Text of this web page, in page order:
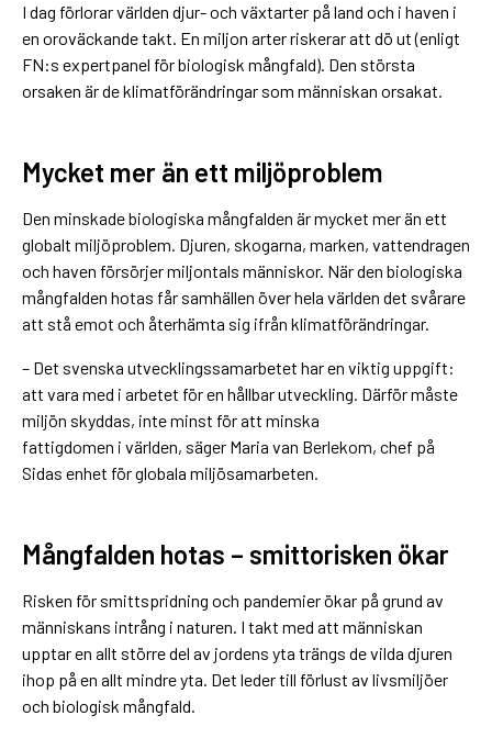
I dag förlorar världen djur- och växtarter på land och i haven i
en oroväckande takt. En miljon arter riskerar att dö ut (enligt
FN:s expertpanel för biologisk mångfald). Den största
orsaken är de klimatförändringar som människan orsakat.
Mycket mer än ett miljöproblem
Den minskade biologiska mångfalden är mycket mer än ett
globalt miljöproblem. Djuren, skogarna, marken, vattendragen
och haven försörjer miljontals människor. När den biologiska
mångfalden hotas får samhällen över hela världen det svårare
att stå emot och återhämta sig ifrån klimatförändringar.
– Det svenska utvecklingssamarbetet har en viktig uppgift:
att vara med i arbetet för en hållbar utveckling. Därför måste
miljön skyddas, inte minst för att minska
fattigdomen i världen, säger Maria van Berlekom, chef på
Sidas enhet för globala miljösamarbeten.
Mångfalden hotas – smittorisken ökar
Risken för smittspridning och pandemier ökar på grund av
människans intrång i naturen. I takt med att människan
upptar en allt större del av jordens yta trängs de vilda djuren
ihop på en allt mindre yta. Det leder till förlust av livsmiljöer
och biologisk mångfald.